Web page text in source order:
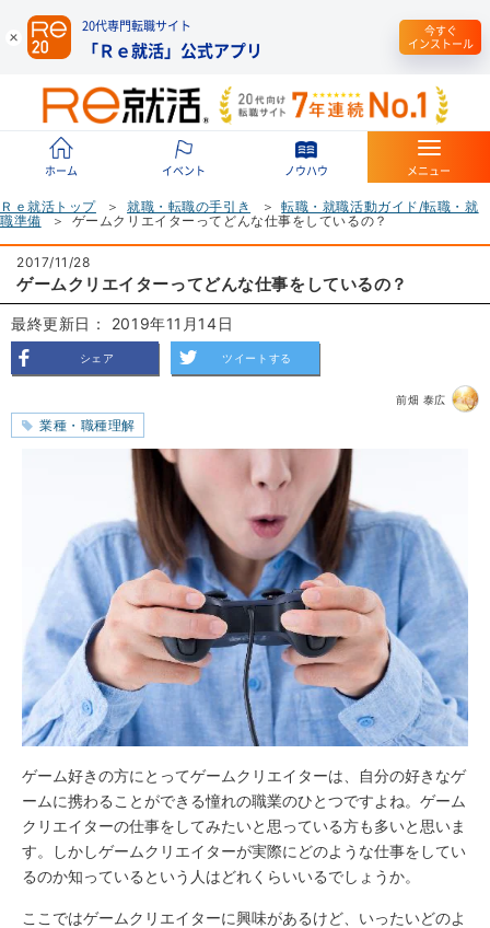
20代専門転職サイト
「Ｒｅ就活」公式アプリ
今すぐ
インストール
ホーム イベント ノウハウ メニュー
Ｒｅ就活トップ 就職・転職の手引き
転職・就職活動ガイド/転職・就
職準備
ゲームクリエイターってどんな仕事をしているの？
2017/11/28
ゲームクリエイターってどんな仕事をしているの？
最終更新日： 2019年11月14日
シェア ツイートする
前畑 泰広
業種・職種理解
ゲーム好きの方にとってゲームクリエイターは、自分の好きなゲ
ームに携わることができる憧れの職業のひとつですよね。ゲーム
クリエイターの仕事をしてみたいと思っている方も多いと思いま
す。しかしゲームクリエイターが実際にどのような仕事をしてい
るのか知っているという人はどれくらいいるでしょうか。
ここではゲームクリエイターに興味があるけど、いったいどのよ